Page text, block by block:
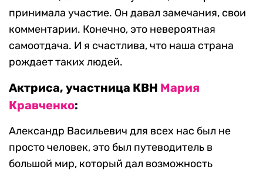
принимала участие. Он давал замечания, свои
комментарии. Конечно, это невероятная
самоотдача. И я счастлива, что наша страна
рождает таких людей.
Актриса, участница КВН Мария
Кравченко:
Александр Васильевич для всех нас был не
просто человек, это был путеводитель в
большой мир, который дал возможность